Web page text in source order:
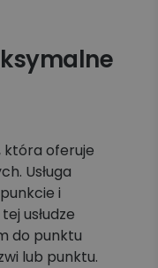
która oferuje
Usługa
i
usłudze
do punktu
lub punktu.